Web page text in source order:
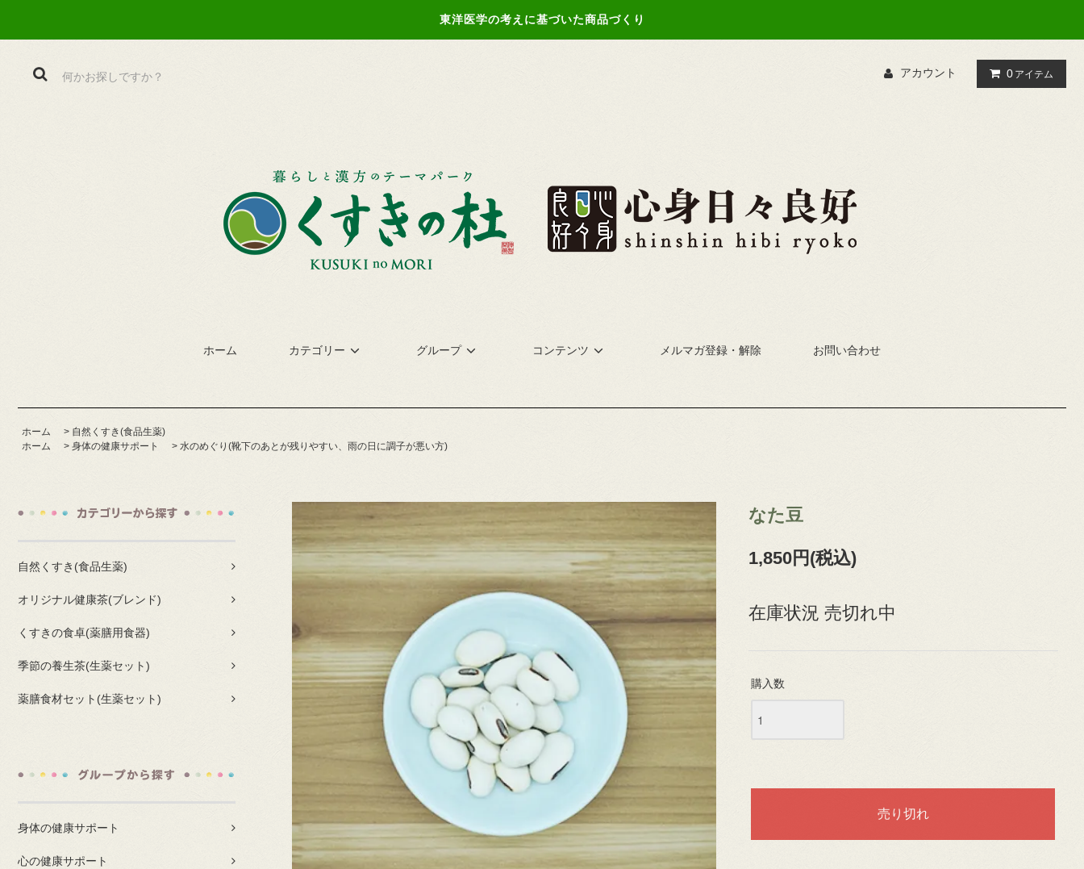
東洋医学の考えに基づいた商品づくり
アカウント 0 アイテム
ホーム カテゴリー グループ コンテンツ メルマガ登録・解除 お問い合わせ
ホーム > 自然くすき(食品生薬)
ホーム
> 身体の健康サポート > 水のめぐり(靴下のあとが残りやすい、雨の日に調子が悪い方)
自然くすき(食品生薬)
オリジナル健康茶(ブレンド)
くすきの食卓(薬膳用食器)
季節の養生茶(生薬セット)
薬膳食材セット(生薬セット)
身体の健康サポート
心の健康サポート
なた豆
1,850円(税込)
在庫状況 売切れ中
購入数